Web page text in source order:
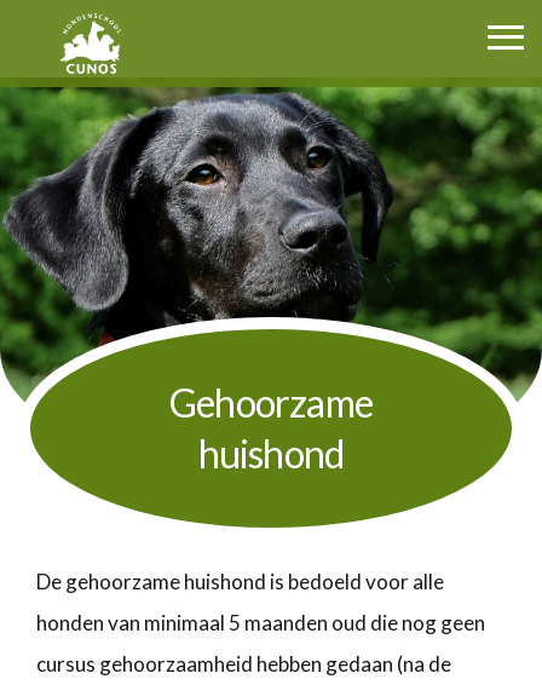
Gehoorzame
huishond
De gehoorzame huishond is bedoeld voor alle
honden van minimaal 5 maanden oud die nog geen
cursus gehoorzaamheid hebben gedaan (na de